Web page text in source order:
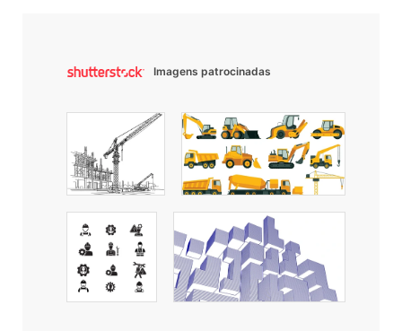
Imagens patrocinadas